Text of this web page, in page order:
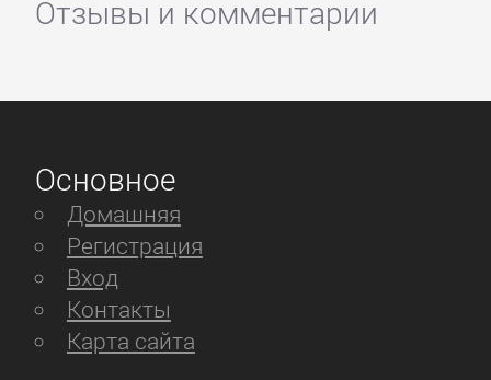
Отзывы и комментарии
Основное
Домашняя
Регистрация
Вход
Контакты
Карта сайта